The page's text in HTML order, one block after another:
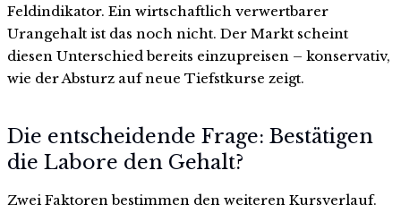
Feldindikator. Ein wirtschaftlich verwertbarer
Urangehalt ist das noch nicht. Der Markt scheint
diesen Unterschied bereits einzupreisen – konservativ,
wie der Absturz auf neue Tiefstkurse zeigt.
Die entscheidende Frage: Bestätigen
die Labore den Gehalt?
Zwei Faktoren bestimmen den weiteren Kursverlauf.